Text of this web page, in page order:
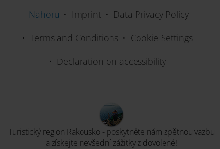
Nahoru Imprint
Data Privacy Policy
Terms and Conditions
Cookie-Settings
Declaration on accessibility
Turistický region Rakousko - poskytněte nám zpětnou vazbu
a získejte nevšední zážitky z dovolené!